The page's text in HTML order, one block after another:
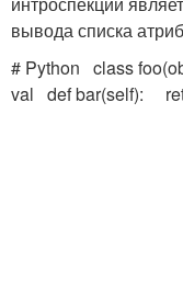
вывода списка
# Python class
val def bar(self):